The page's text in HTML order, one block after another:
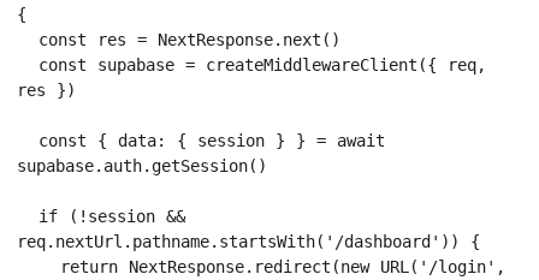
{
res })
supabase.auth.getSession()
req.nextUrl.pathname.startsWith('/dashboard')) {